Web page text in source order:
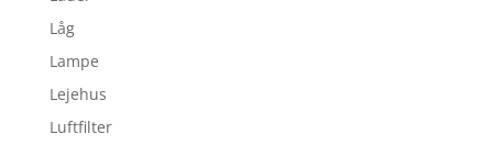
Låg
Lampe
Lejehus
Luftfilter